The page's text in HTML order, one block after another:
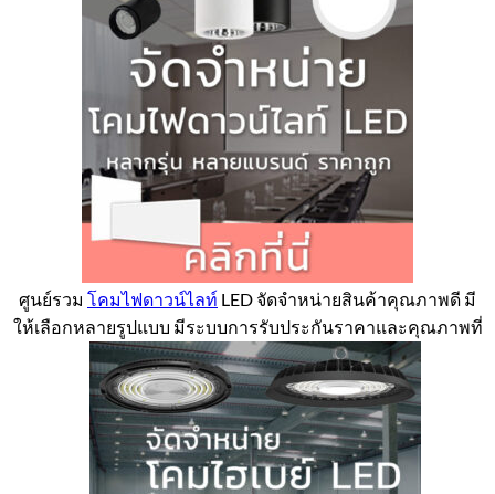
ศูนย์รวม โคมไฟดาวน์ไลท์ LED จัดจำหน่ายสินค้าคุณภาพดี มี
ให้เลือกหลายรูปแบบ มีระบบการรับประกันราคาและคุณภาพที่